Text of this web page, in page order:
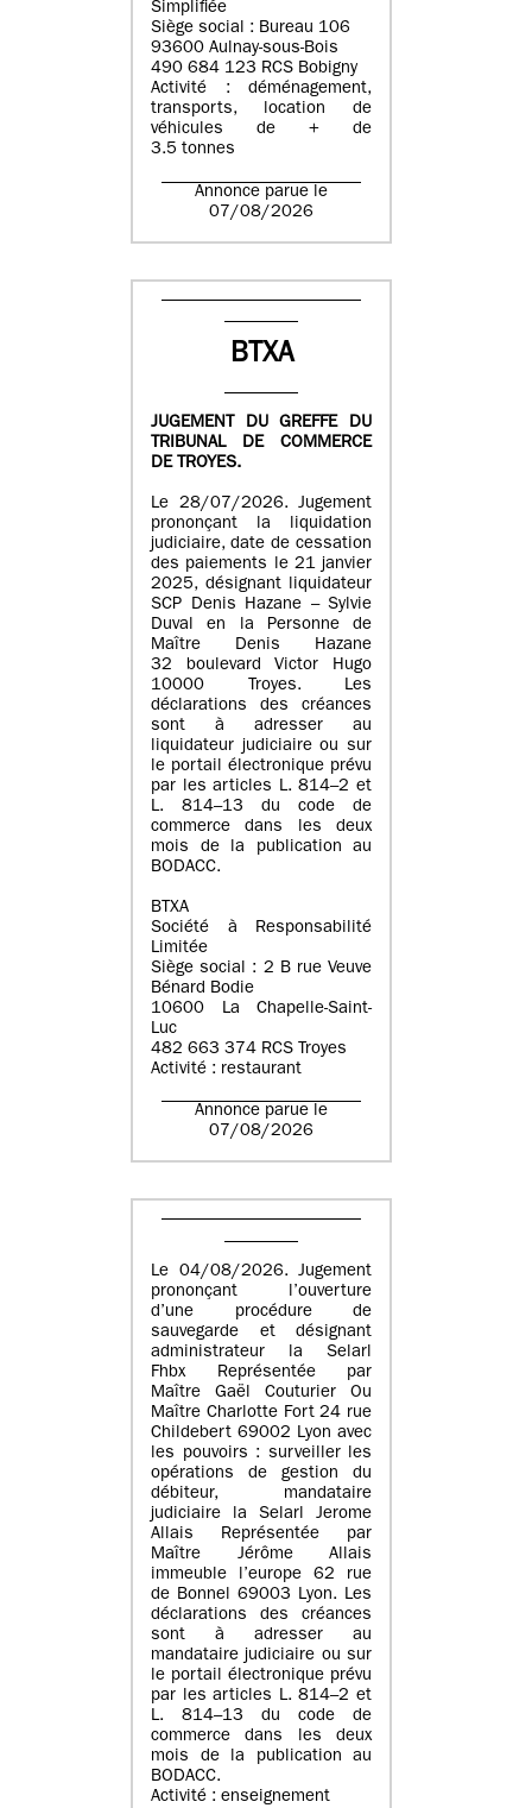
Simplifiée
Siège social : Bureau 106
93600 Aulnay-sous-Bois
490 684 123 RCS Bobigny
Activité : déménagement,
transports, location de
véhicules de + de
3.5 tonnes
Annonce parue le
07/08/2026
BTXA
JUGEMENT DU GREFFE DU
TRIBUNAL DE COMMERCE
DE TROYES.
Le 28/07/2026. Jugement
prononçant la liquidation
judiciaire, date de cessation
des paiements le 21 janvier
2025, désignant liquidateur
SCP Denis Hazane – Sylvie
Duval en la Personne de
Maître Denis Hazane
32 boulevard Victor Hugo
10000 Troyes. Les
déclarations des créances
sont à adresser au
liquidateur judiciaire ou sur
le portail électronique prévu
par les articles L. 814–2 et
L. 814–13 du code de
commerce dans les deux
mois de la publication au
BODACC.
BTXA
Société à Responsabilité
Limitée
Siège social : 2 B rue Veuve
Bénard Bodie
10600 La Chapelle-Saint-
Luc
482 663 374 RCS Troyes
Activité : restaurant
Annonce parue le
07/08/2026
Le 04/08/2026. Jugement
prononçant l’ouverture
d’une procédure de
sauvegarde et désignant
administrateur la Selarl
Fhbx Représentée par
Maître Gaël Couturier Ou
Maître Charlotte Fort 24 rue
Childebert 69002 Lyon avec
les pouvoirs : surveiller les
opérations de gestion du
débiteur, mandataire
judiciaire la Selarl Jerome
Allais Représentée par
Maître Jérôme Allais
immeuble l’europe 62 rue
de Bonnel 69003 Lyon. Les
déclarations des créances
sont à adresser au
mandataire judiciaire ou sur
le portail électronique prévu
par les articles L. 814–2 et
L. 814–13 du code de
commerce dans les deux
mois de la publication au
BODACC.
Activité : enseignement